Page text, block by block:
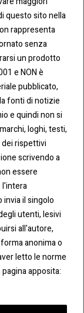
questo sito nella
rappresenta
senza
un prodotto
e NON è
pubblicato,
fonti di notizie
e quindi non si
loghi, testi,
rispettivi
scrivendo a
essere
l'intera
il singolo
utenti, lesivi
all'autore,
anonima o
letto le norme
apposita:
COO
KIE &
PRIV
ACY
Cookie
Policy
Privacy
Policy